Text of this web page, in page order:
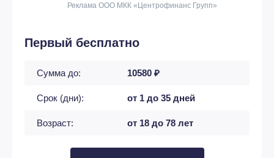
Реклама ООО МКК «Центрофинанс Групп»
Первый бесплатно
Сумма до: 10580 ₽
Срок (дни): от 1 до 35 дней
Возраст: от 18 до 78 лет